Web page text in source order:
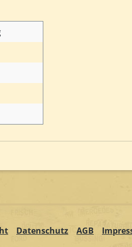
Datenschutz AGB